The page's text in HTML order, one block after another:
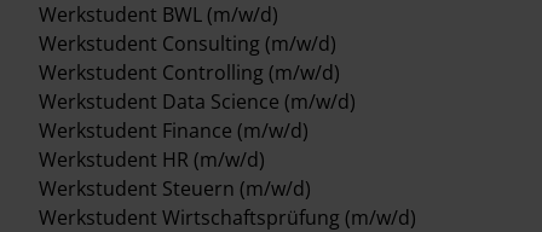
Werkstudent BWL (m/w/d)
Werkstudent Consulting (m/w/d)
Werkstudent Controlling (m/w/d)
Werkstudent Data Science (m/w/d)
Werkstudent Finance (m/w/d)
Werkstudent HR (m/w/d)
Werkstudent Steuern (m/w/d)
Werkstudent Wirtschaftsprüfung (m/w/d)